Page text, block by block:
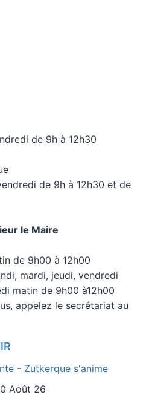
de 9h à 12h30
de 9h à 12h30 et de
le Maire
de 9h00 à 12h00
mardi, jeudi, vendredi
matin de 9h00 à12h00
appelez le secrétariat au
- Zutkerque s'anime
Août 26